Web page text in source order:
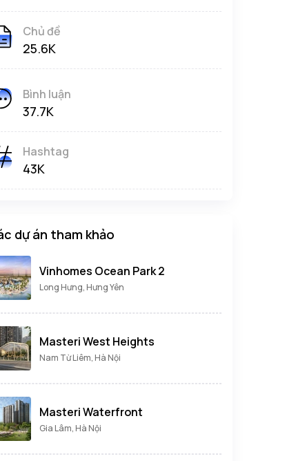
Chủ đề
25.6K
Bình luận
37.7K
Hashtag
43K
dự án tham khảo
Vinhomes Ocean Park 2
Long Hưng, Hưng Yên
Masteri West Heights
Nam Từ Liêm, Hà Nội
Masteri Waterfront
Gia Lâm, Hà Nội